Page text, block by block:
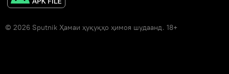
© 2026 Sputnik Ҳамаи ҳуқуқҳо ҳимоя шудаанд. 18+